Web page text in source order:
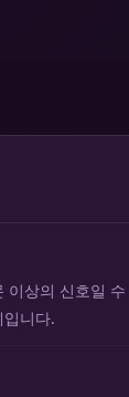
이상의 신호일
니다.